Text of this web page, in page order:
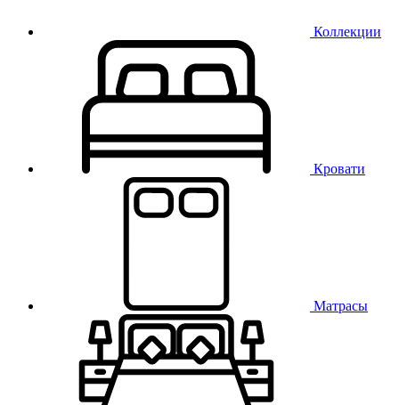
Коллекции
Кровати
Матрасы